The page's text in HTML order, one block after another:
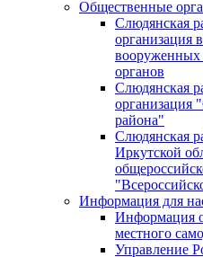
Общественные
Слюдянская
организация
вооруженных
органов
Слюдянская
организация
района"
Слюдянская
Иркутской
Информация для
Информация о
местного
Управление